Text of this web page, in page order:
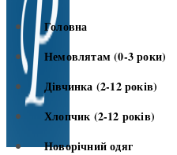
Головна
Немовлятам (0-3 роки)
Дівчинка (2-12 років)
Хлопчик (2-12 років)
Новорічний одяг